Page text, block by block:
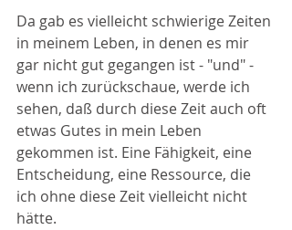
Da gab es vielleicht schwierige Zeiten
in meinem Leben, in denen es mir
gar nicht gut gegangen ist - "und" -
wenn ich zurückschaue, werde ich
sehen, daß durch diese Zeit auch oft
etwas Gutes in mein Leben
gekommen ist. Eine Fähigkeit, eine
Entscheidung, eine Ressource, die
ich ohne diese Zeit vielleicht nicht
hätte.